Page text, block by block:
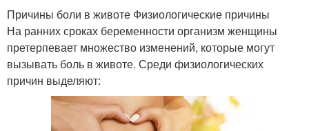
Причины боли в животе Физиологические причины
На ранних сроках беременности организм женщины
претерпевает множество изменений, которые могут
вызывать боль в животе. Среди физиологических
причин выделяют: